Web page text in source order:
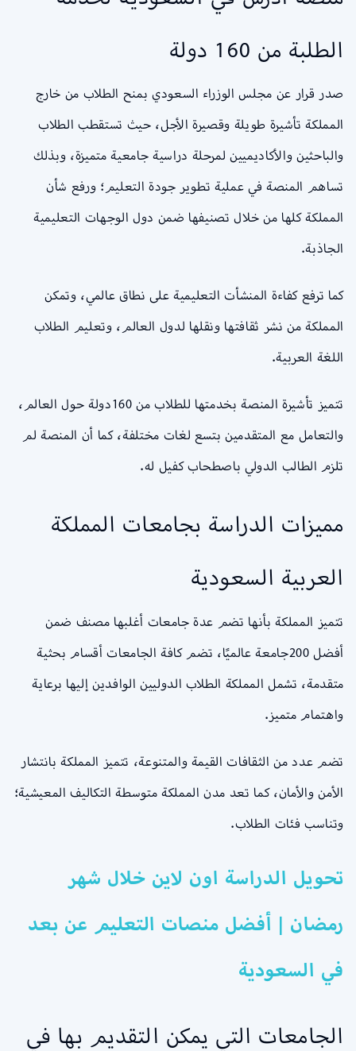
الطلبة من 160 دولة
صدر قرار عن مجلس الوزراء السعودي بمنح الطلاب من خارج
المملكة تأشيرة طويلة وقصيرة الأجل، حيث تستقطب الطلاب
والباحثين والأكاديميين لمرحلة دراسية جامعية متميزة، وبذلك
تساهم المنصة في عملية تطوير جودة التعليم؛ ورفع شأن
المملكة كلها من خلال تصنيفها ضمن دول الوجهات التعليمية
الجاذبة.
كما ترفع كفاءة المنشأت التعليمية على نطاق عالمي، وتمكن
المملكة من نشر ثقافتها ونقلها لدول العالم، وتعليم الطلاب
اللغة العربية.
تتميز تأشيرة المنصة بخدمتها للطلاب من 160دولة حول العالم،
والتعامل مع المتقدمين بتسع لغات مختلفة، كما أن المنصة لم
تلزم الطالب الدولي باصطحاب كفيل له.
مميزات الدراسة بجامعات المملكة
العربية السعودية
تتميز المملكة بأنها تضم عدة جامعات أغلبها مصنف ضمن
أفضل 200جامعة عالميًا، تضم كافة الجامعات أقسام بحثية
متقدمة، تشمل المملكة الطلاب الدوليين الوافدين إليها برعاية
واهتمام متميز.
تضم عدد من الثقافات القيمة والمتنوعة، تتميز المملكة بانتشار
الأمن والأمان، كما تعد مدن المملكة متوسطة التكاليف المعيشية؛
وتناسب فئات الطلاب.
تحويل الدراسة اون لاين خلال شهر
رمضان | أفضل منصات التعليم عن بعد
في السعودية
الجامعات التي يمكن التقديم بها في